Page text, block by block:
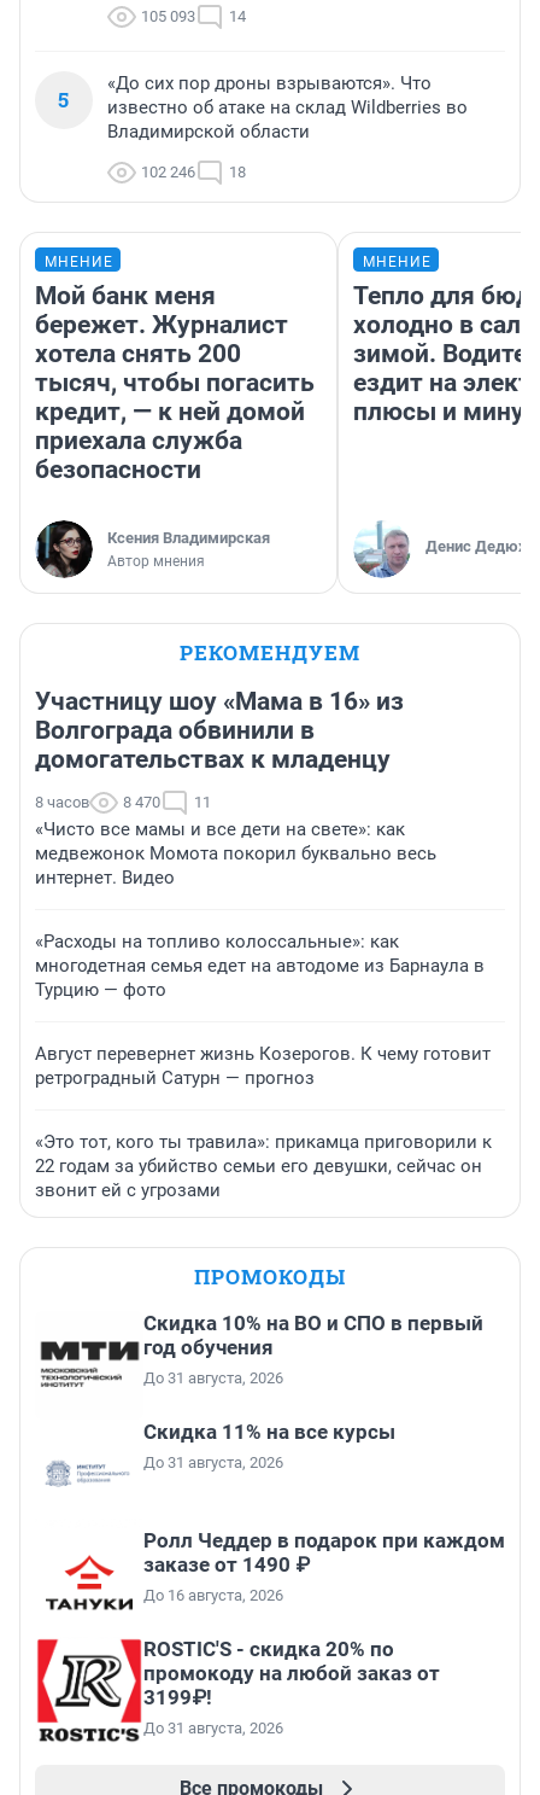
105 093 14
5
«До сих пор дроны взрываются». Что
известно об атаке на склад Wildberries во
Владимирской области
102 246 18
МНЕНИЕ
Мой банк меня
бережет. Журналист
хотела снять 200
тысяч, чтобы погасить
кредит, — к ней домой
приехала служба
безопасности
Ксения Владимирская
Автор мнения
МНЕНИЕ
Тепло для
холодно в
зимой.
ездит на
плюсы и
Денис
РЕКОМЕНДУЕМ
Участницу шоу «Мама в 16» из
Волгограда обвинили в
домогательствах к младенцу
8 часов 8 470 11
«Чисто все мамы и все дети на свете»: как
медвежонок Момота покорил буквально весь
интернет. Видео
«Расходы на топливо колоссальные»: как
многодетная семья едет на автодоме из Барнаула в
Турцию — фото
Август перевернет жизнь Козерогов. К чему готовит
ретроградный Сатурн — прогноз
«Это тот, кого ты травила»: прикамца приговорили к
22 годам за убийство семьи его девушки, сейчас он
звонит ей с угрозами
ПРОМОКОДЫ
Скидка 10% на ВО и СПО в первый
год обучения
До 31 августа, 2026
Скидка 11% на все курсы
До 31 августа, 2026
Ролл Чеддер в подарок при каждом
заказе от 1490 ₽
До 16 августа, 2026
ROSTIC'S - скидка 20% по
промокоду на любой заказ от
3199₽!
До 31 августа, 2026
Все промокоды